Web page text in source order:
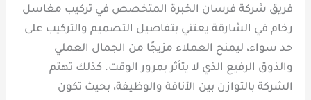
فريق شركة فرسان الخبرة المتخصص في تركيب مغاسل
رخام في الشارقة يعتني بتفاصيل التصميم والتركيب على
حد سواء، ليمنح العملاء مزيجًا من الجمال العملي
والذوق الرفيع الذي لا يتأثر بمرور الوقت. كذلك تهتم
الشركة بالتوازن بين الأناقة والوظيفة، بحيث تكون